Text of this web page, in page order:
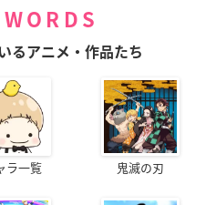
るアニメ・作品たち
ラ一覧 鬼滅の刃